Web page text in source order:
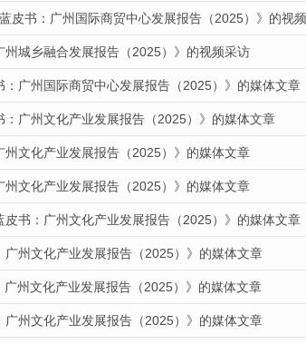
皮书：广州国际商贸中心发展报告（2025）》的视
城乡融合发展报告（2025）》的视频采访
广州国际商贸中心发展报告（2025）》的媒体文章
广州文化产业发展报告（2025）》的媒体文章
文化产业发展报告（2025）》的媒体文章
文化产业发展报告（2025）》的媒体文章
书：广州文化产业发展报告（2025）》的媒体文章
州文化产业发展报告（2025）》的媒体文章
州文化产业发展报告（2025）》的媒体文章
州文化产业发展报告（2025）》的媒体文章